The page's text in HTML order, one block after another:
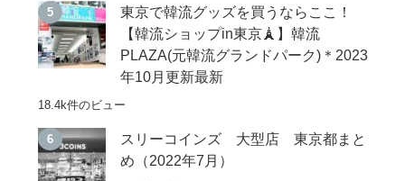
東京で韓流グッズを買うならここ！
【韓流ショップin東京🗼】韓流
PLAZA(元韓流グランドパーク)＊2023
年10月更新最新
18.4k件のビュー
スリーコインズ 大型店 東京都まと
め（2022年7月）